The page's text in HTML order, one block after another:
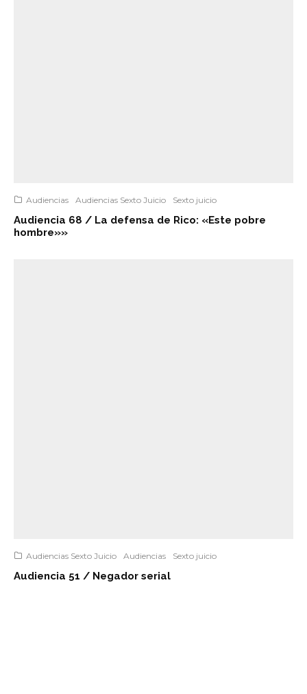
Audiencias Audiencias Sexto Juicio Sexto juicio
Audiencia 68 / La defensa de Rico: «Este pobre
hombre»»
Audiencias Sexto Juicio Audiencias Sexto juicio
Audiencia 51 / Negador serial